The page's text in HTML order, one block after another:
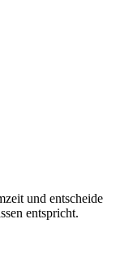
und entscheide
entspricht.